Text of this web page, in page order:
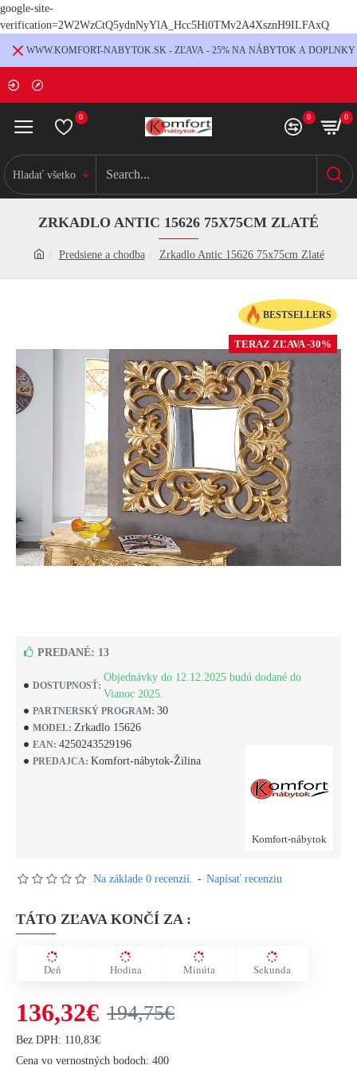
google-site-
verification=2W2WzCtQ5ydnNyYlA_Hcc5Hi0TMv2A4XsznH9ILFAxQ
WWW.KOMFORT-NABYTOK.SK - ZĽAVA - 25% NA NÁBYTOK A DOPLNKY
0 0 0
Hladať všetko
Predsiene a chodba Zrkadlo Antic 15626 75x75cm Zlaté
ZRKADLO ANTIC 15626 75X75CM ZLATÉ
BESTSELLERS
TERAZ ZĽAVA -30%
DOSTUPNOSŤ:
Objednávky do 12.12.2025 budú dodané do
Vianoc 2025.
PARTNERSKÝ PROGRAM: 30
MODEL: Zrkadlo 15626
EAN: 4250243529196
PREDAJCA: Komfort-nábytok-Žilina
Komfort-nábytok
PREDANÉ: 13
Na základe 0 recenzií. - Napísať recenziu
TÁTO ZĽAVA KONČÍ ZA :
Deň Hodina Minúta Sekunda
136,32€ 194,75€
Bez DPH: 110,83€
Cena vo vernostných bodoch: 400